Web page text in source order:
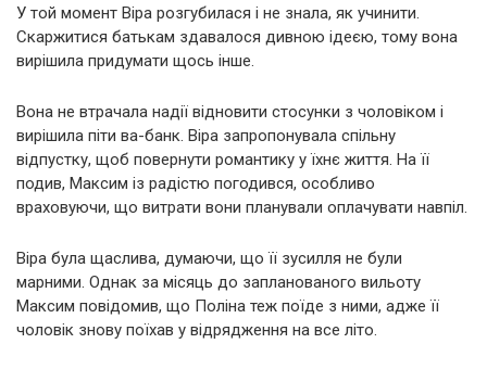
У той момент Віра розгубилася і не знала, як учинити.
Скаржитися батькам здавалося дивною ідеєю, тому вона
вирішила придумати щось інше.
Вона не втрачала надії відновити стосунки з чоловіком і
вирішила піти ва-банк. Віра запропонувала спільну
відпустку, щоб повернути романтику у їхнє життя. На її
подив, Максим із радістю погодився, особливо
враховуючи, що витрати вони планували оплачувати навпіл.
Віра була щаслива, думаючи, що її зусилля не були
марними. Однак за місяць до запланованого вильоту
Максим повідомив, що Поліна теж поїде з ними, адже її
чоловік знову поїхав у відрядження на все літо.